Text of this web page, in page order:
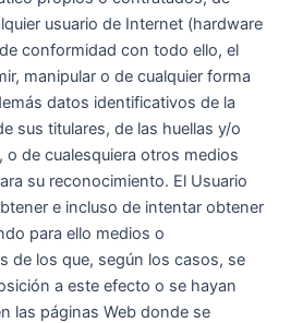
usuario de Internet (hardware
conformidad con todo ello, el
manipular o de cualquier forma
datos identificativos de la
sus titulares, de las huellas y/o
de cualesquiera otros medios
su reconocimiento. El Usuario
e incluso de intentar obtener
para ello medios o
de los que, según los casos, se
a este efecto o se hayan
las páginas Web donde se